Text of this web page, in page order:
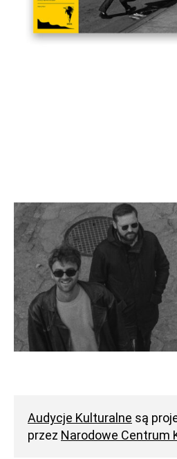
Audycje Kulturalne są
przez Narodowe Centrum